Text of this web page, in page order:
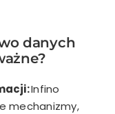
danych
Infino
mechanizmy,